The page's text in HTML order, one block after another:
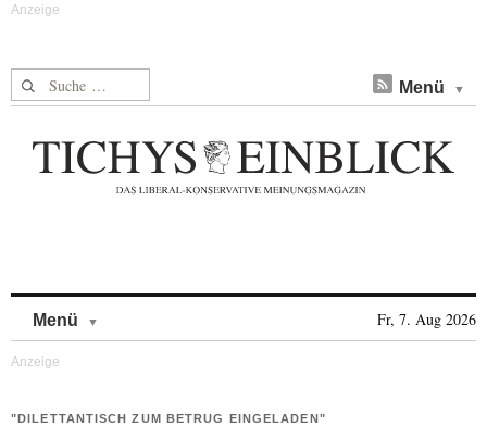
Suche nach: Menü
Menü Fr, 7. Aug 2026
"DILETTANTISCH ZUM BETRUG EINGELADEN"